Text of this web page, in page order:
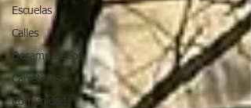
Escuelas
Calles
Desamparados
Carreteras
Comunidad